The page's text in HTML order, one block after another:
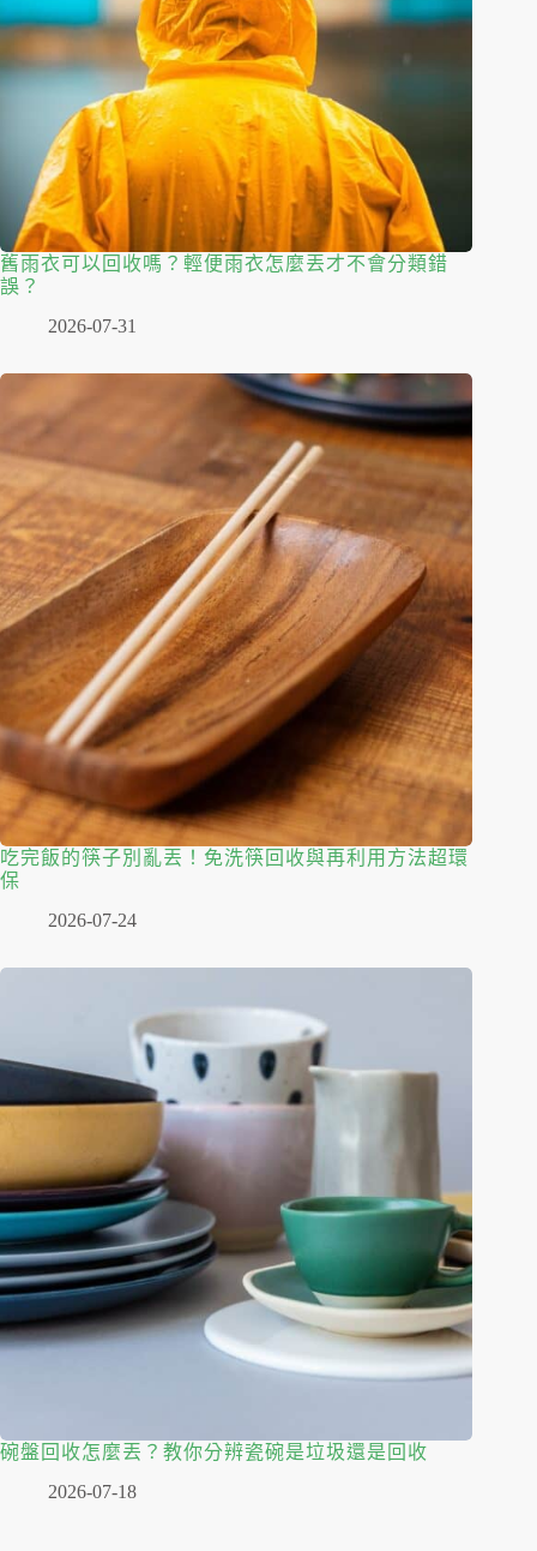
舊雨衣可以回收嗎？輕便雨衣怎麼丟才不會分類錯
誤？
2026-07-31
吃完飯的筷子別亂丟！免洗筷回收與再利用方法超環
保
2026-07-24
碗盤回收怎麼丟？教你分辨瓷碗是垃圾還是回收
2026-07-18